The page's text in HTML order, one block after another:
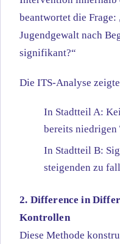
beantwortet die Frage:
Jugendgewalt nach
signifikant?“
Die ITS-Analyse
In Stadtteil A:
bereits niedrigen
In Stadtteil B:
steigenden zu
2. Difference in
Kontrollen
Diese Methode